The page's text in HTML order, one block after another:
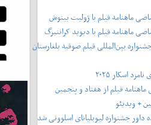
ماهنامه فیلم با ژولیت بینوش
ماهنامه فیلم با دیوید کراننبرگ
بین‌المللی فیلم صوفیه بلغارستان
اسکار ۲۰۲۵
فیلم از هفتاد و پنجمین
+ ویدیئو
داور جشنواره لیوبلیانای اسلوونی شد